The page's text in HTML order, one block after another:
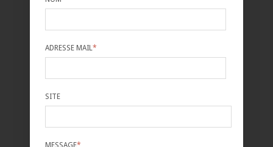
ADRESSE MAIL *
SITE
MESSAGE*